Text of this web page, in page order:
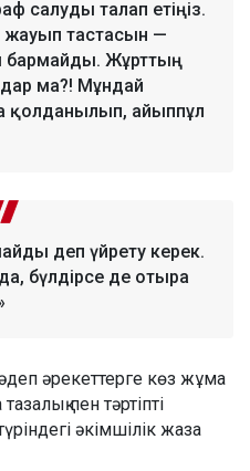
салуды талап етіңіз.
тастасын —
бармайды. Жұрттың
ма?! Мұндай
қолданылып, айыппұл
деп үйрету керек.
бүлдірсе де отыра
әрекеттерге көз жұма
пен тәртіпті
әкімшілік жаза